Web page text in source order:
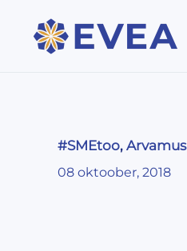
#SMEtoo, Arvamus
08 oktoober, 2018